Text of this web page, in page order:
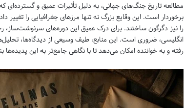
مطالعه تاریخ جنگ‌های جهانی، به دلیل تأثیرات عمیق و گسترده‌ای
برخوردار است. این وقایع بزرگ نه تنها مرزهای جغرافیایی را
را نیز دگرگون ساختند. برای درک عمیق این دوره‌های سرنوشت‌ساز،
انگلیسی، ضروری است. این منابع، طیف وسیعی از دیدگاه‌ها،
رفته و به خواننده امکان می‌دهد تا با نگاهی جامع‌تر به این پدیده‌ها